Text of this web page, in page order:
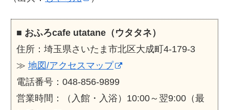
■ おふろcafe utatane（ウタタネ）
住所：埼玉県さいたま市北区大成町4-179-3
≫ 地図/アクセスマップ
電話番号：048-856-9899
営業時間：（入館・入浴）10:00～翌9:00（最